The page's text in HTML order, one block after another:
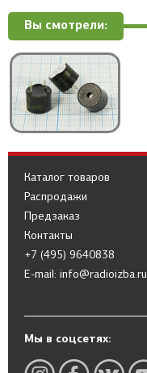
Вы смотрели:
Каталог товаров
Распродажи
Предзаказ
Контакты
+7 (495) 9640838
E-mail: info@radioizba.ru
Мы в соцсетях: